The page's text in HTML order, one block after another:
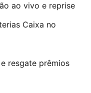
ao vivo e reprise
Caixa no
resgate prêmios